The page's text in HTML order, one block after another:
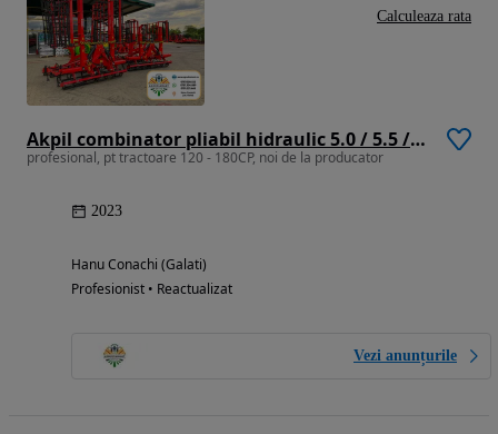
Akpil combinator pliabil hidraulic 5.0 / 5.5 / 6.0m
profesional, pt tractoare 120 - 180CP, noi de la producator
2023
Hanu Conachi (Galati)
Profesionist • Reactualizat
Vezi anunțurile
Calculeaza rata